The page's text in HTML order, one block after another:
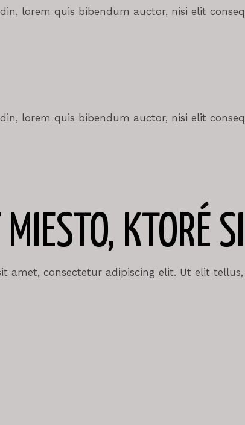
lorem quis bibendum auctor, nisi elit
lorem quis bibendum auctor, nisi elit
KTORÉ
consectetur adipiscing elit. Ut elit